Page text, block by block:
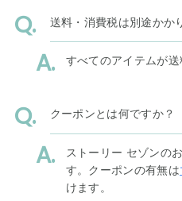
送料・消費税は別途かか
すべてのアイテムが送
クーポンとは何ですか？
ストーリー セゾンの
す。クーポンの有無は
けます。